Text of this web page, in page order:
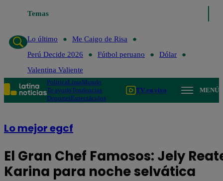
Temas
Lo último
Me Caigo de Risa
Perú Decide 2026
Fútbol peruano
Dólar
Valentina Valiente
PolíticaLimaMundo
Te ayudoTendencias
DeportesEspectáculos
TV en vivo MENÚ
Lo mejor egcf
El Gran Chef Famosos: Jely
Karina para noche selvática